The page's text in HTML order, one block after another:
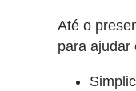
Até o
para ajudar